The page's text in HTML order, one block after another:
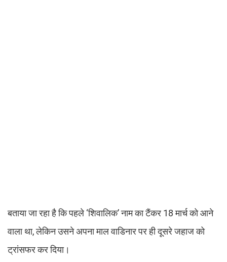
बताया जा रहा है कि पहले ‘शिवालिक’ नाम का टैंकर 18 मार्च को आने
वाला था, लेकिन उसने अपना माल वाडिनार पर ही दूसरे जहाज को
ट्रांसफर कर दिया।